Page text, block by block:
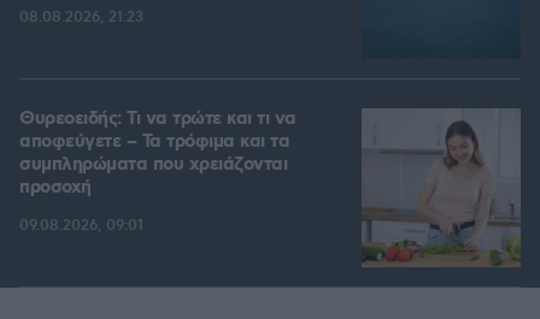
08.08.2026, 21:23
Θυρεοειδής: Τι να τρώτε και τι να
αποφεύγετε – Τα τρόφιμα και τα
συμπληρώματα που χρειάζονται
προσοχή
09.08.2026, 09:01